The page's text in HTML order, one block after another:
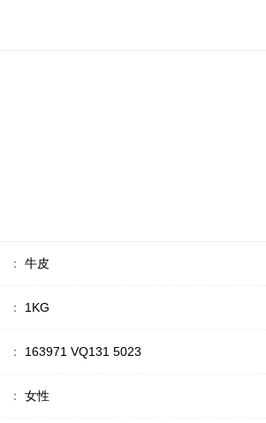
： 牛皮
： 1KG
： 163971 VQ131 5023
： 女性